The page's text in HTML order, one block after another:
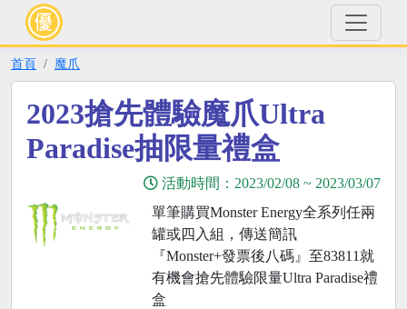
首頁 魔爪
2023搶先體驗魔爪Ultra
Paradise抽限量禮盒
活動時間： 2023/02/08 ~ 2023/03/07
單筆購買Monster Energy全系列任兩
罐或四入組，傳送簡訊
『Monster+發票後八碼』至83811就
有機會搶先體驗限量Ultra Paradise禮
盒